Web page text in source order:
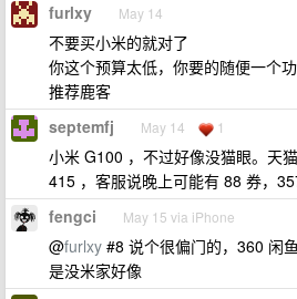
furlxy May 14
不要买小米的就对了
你这个预算太低，你要的随便一个
推荐鹿客
septemfj May 14 1
小米 G100 ，不过好像没猫眼。天
415 ，客服说晚上可能有 88 券，
fengci May 15 via iPhone
@furlxy #8 说个很偏门的，360 闲
是没米家好像